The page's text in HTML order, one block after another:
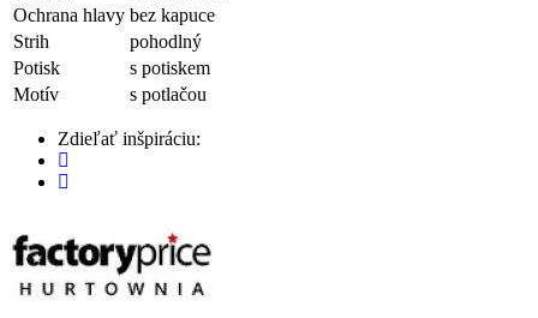
Ochrana hlavy bez kapuce
Strih
pohodlný
Potisk
s potiskem
Motív
s potlačou
Zdieľať inšpiráciu: